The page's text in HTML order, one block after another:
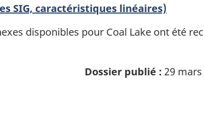
SIG, caractéristiques linéaires)
disponibles pour Coal Lake ont été
Dossier publié : 29 mars